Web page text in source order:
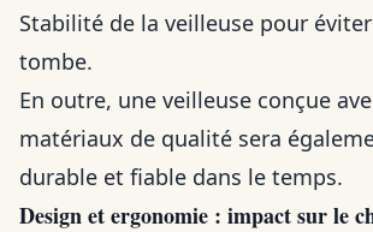
Stabilité de la veilleuse pour
tombe.
En outre, une veilleuse conçue
matériaux de qualité sera
durable et fiable dans le temps.
Design et ergonomie : impact sur le